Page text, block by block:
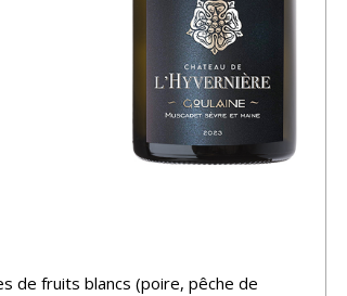
de fruits blancs (poire, pêche de